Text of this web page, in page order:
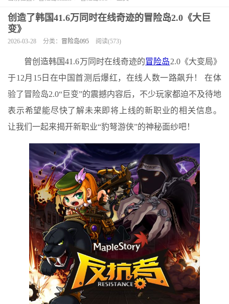
创造了韩国41.6万同时在线奇迹的冒险岛2.0《大巨
变》
2026-03-28 分类： 冒险岛095 阅读(573)
曾创造韩国41.6万同时在线奇迹的冒险岛2.0《大变局》
于12月15日在中国首测后爆红，在线人数一路飙升！ 在体
验了冒险岛2.0“巨变”的震撼内容后，不少玩家都迫不及待地
表示希望能尽快了解未来即将上线的新职业的相关信息。
让我们一起来揭开新职业“豹弩游侠”的神秘面纱吧！